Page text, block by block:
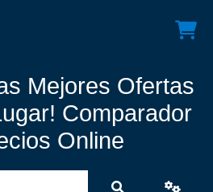
Mejores Ofertas
Comparador
Online